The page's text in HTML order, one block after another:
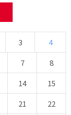
3
4
7
8
14
15
21
22